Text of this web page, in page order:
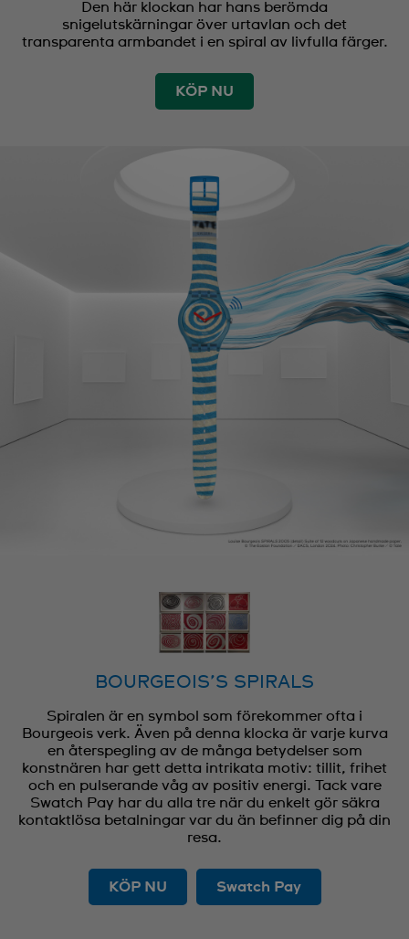
Den här klockan har hans berömda
snigelutskärningar över urtavlan och det
transparenta armbandet i en spiral av livfulla färger.
KÖP NU
BOURGEOIS’S SPIRALS
Spiralen är en symbol som förekommer ofta i
Bourgeois verk. Även på denna klocka är varje kurva
en återspegling av de många betydelser som
konstnären har gett detta intrikata motiv: tillit, frihet
och en pulserande våg av positiv energi. Tack vare
Swatch Pay har du alla tre när du enkelt gör säkra
kontaktlösa betalningar var du än befinner dig på din
resa.
KÖP NU Swatch Pay